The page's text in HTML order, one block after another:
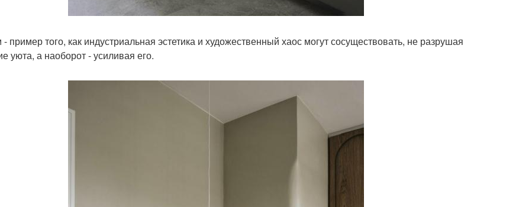
пример того, как индустриальная эстетика и художественный хаос могут сосуществовать, не разрушая
уюта, а наоборот - усиливая его.